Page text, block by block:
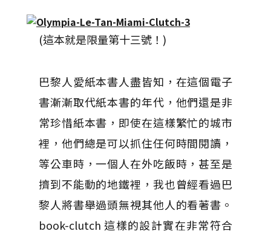
(這本就是限量第十三號！)
巴黎人愛紙本書人盡皆知，在這個電子
書漸漸取代紙本書的年代，他們還是非
常珍惜紙本書，即使在這樣繁忙的城市
裡，他們總是可以抓住任何時間閱讀，
等公車時，一個人在外吃飯時，甚至是
擠到不能動的地鐵裡，我也曾經看過巴
黎人將書舉過頭無視其他人的看著書。
book-clutch 這樣的設計實在非常符合